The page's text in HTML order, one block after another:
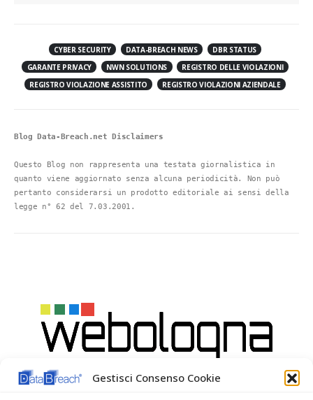
Gestisci Consenso Cookie
CYBER SECURITY DATA-BREACH NEWS
DBR STATUS
GARANTE PRIVACY
NWN SOLUTIONS
REGISTRO DELLE VIOLAZIONI
REGISTRO VIOLAZIONE ASSISTITO
REGISTRO VIOLAZIONI AZIENDALE
Blog Data-Breach.net Disclaimers
Questo Blog non rappresenta una testata giornalistica in
quanto viene aggiornato senza alcuna periodicità. Non può
pertanto considerarsi un prodotto editoriale ai sensi della
legge n° 62 del 7.03.2001.